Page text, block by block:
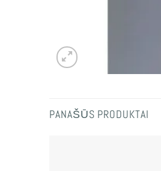
PANAŠŪS PRODUKTAI